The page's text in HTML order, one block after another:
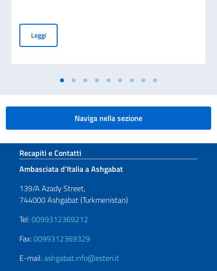
LeggiBANDO PER L’ASSEGNAZIONE DI BORSE DI STUDIO
Naviga nella sezione
Sezione footer
Recapiti e Contatti
Ambasciata d’Italia a Ashgabat
139/A Azady Street,
744000 Ashgabat (Turkmenistan)
Tel:0099312369212
Fax:0099312369329
E-mail:ashgabat.info@esteri.it